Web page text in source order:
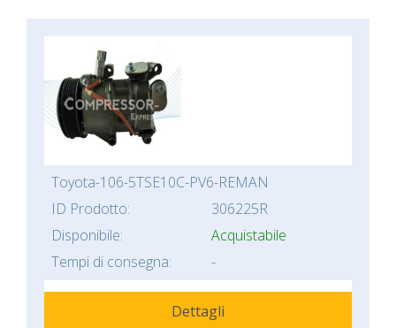
Toyota-106-5TSE10C-PV6-REMAN
ID Prodotto:
306225R
Disponibile:
Acquistabile
Tempi di consegna:
-
Dettagli